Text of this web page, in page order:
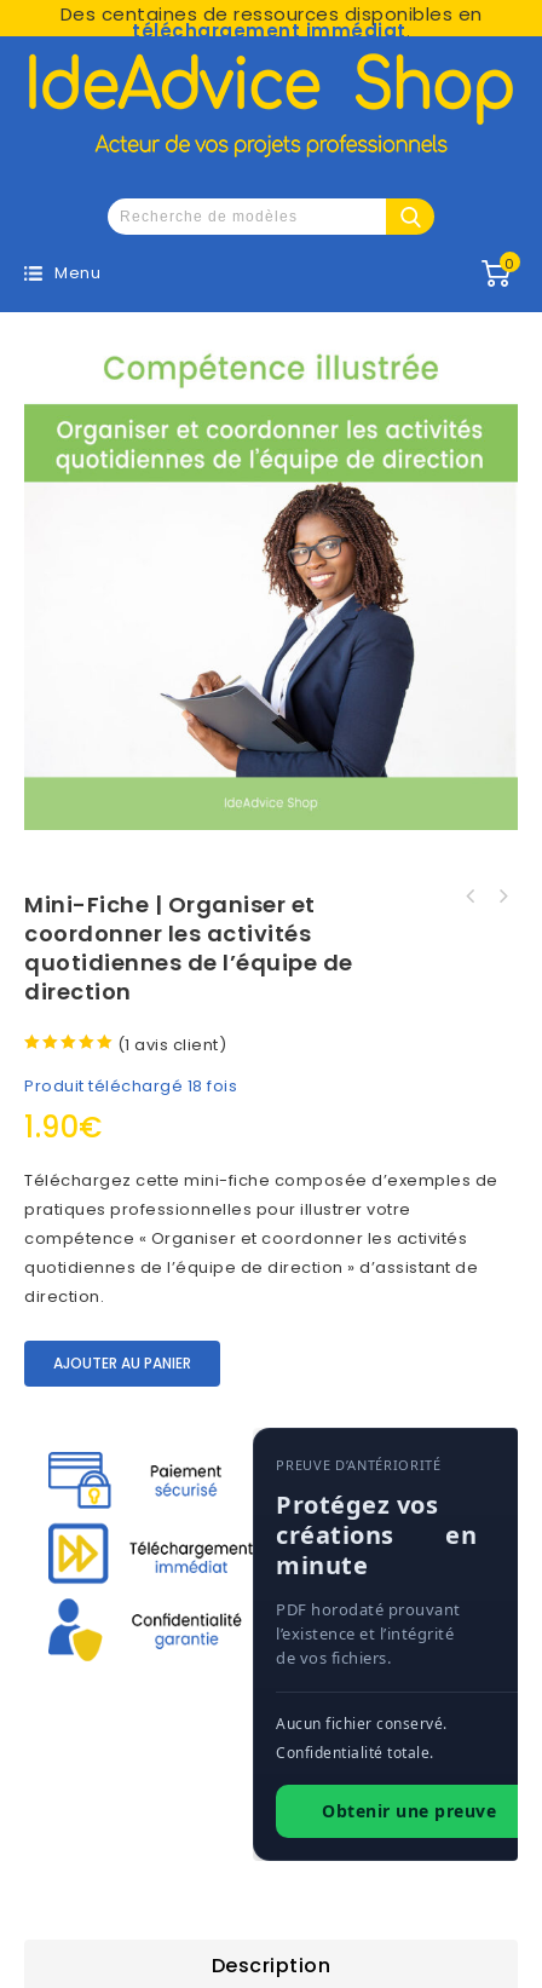
Des centaines de ressources disponibles en
téléchargement immédiat.
Menu 0
Mini-Fiche | Organiser et
coordonner les activités
quotidiennes de l’équipe de
direction
(1 avis client)
Produit téléchargé 18 fois
1.90€
Téléchargez cette mini-fiche composée d’exemples de
pratiques professionnelles pour illustrer votre
compétence « Organiser et coordonner les activités
quotidiennes de l’équipe de direction » d’assistant de
direction.
AJOUTER AU PANIER
PREUVE D’ANTÉRIORITÉ
Protégez vos
créations en 1
minute
PDF horodaté prouvant
l’existence et l’intégrité
de vos fichiers.
Aucun fichier conservé.
Confidentialité totale.
Obtenir une preuve
Description